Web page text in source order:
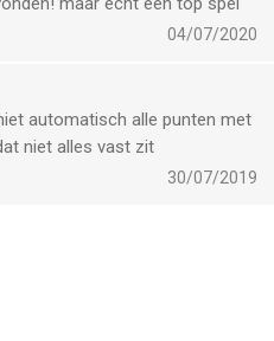
Headup GmbH is een app
met leeftijden vanaf
Playground!is het laatst
04/07/2020
automatisch alle punten met
niet alles vast zit
30/07/2019